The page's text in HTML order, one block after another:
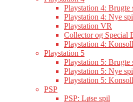
Playstation 4: Brugte
Playstation 4: Nye
Playstation VR
Collector og Special
Playstation 4:
Playstation 5
Playstation 5: Brugte
Playstation 5: Nye
Playstation 5:
PSP
PSP: Løse spil